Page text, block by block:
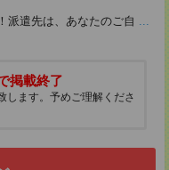
派遣先は、あなたのご自 ...
掲載終了
します。予めご理解くださ